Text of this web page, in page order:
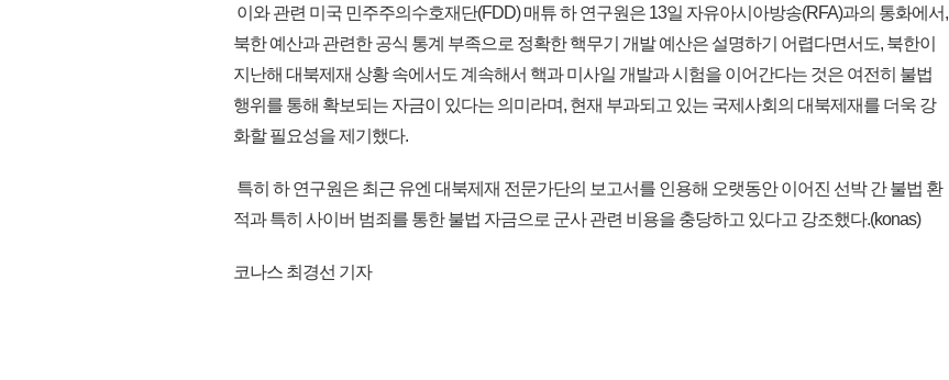
이와 관련 미국 민주주의수호재단(FDD) 매튜 하 연구원은 13일 자유아시아방송(RFA)과의 통화에서,
북한 예산과 관련한 공식 통계 부족으로 정확한 핵무기 개발 예산은 설명하기 어렵다면서도, 북한이
지난해 대북제재 상황 속에서도 계속해서 핵과 미사일 개발과 시험을 이어간다는 것은 여전히 불법
행위를 통해 확보되는 자금이 있다는 의미라며, 현재 부과되고 있는 국제사회의 대북제재를 더욱 강
화할 필요성을 제기했다.
특히 하 연구원은 최근 유엔 대북제재 전문가단의 보고서를 인용해 오랫동안 이어진 선박 간 불법 환
적과 특히 사이버 범죄를 통한 불법 자금으로 군사 관련 비용을 충당하고 있다고 강조했다.(konas)
코나스 최경선 기자